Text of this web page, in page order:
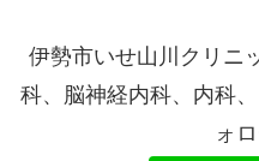
伊勢市いせ山川クリニ
科、脳神経内科、内科
ォ